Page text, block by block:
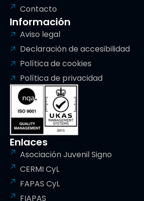
Contacto
Información
Aviso legal
Declaración de accesibilidad
Política de cookies
Política de privacidad
Enlaces
Asociación Juvenil Signo
CERMI CyL
FAPAS CyL
FIAPAS